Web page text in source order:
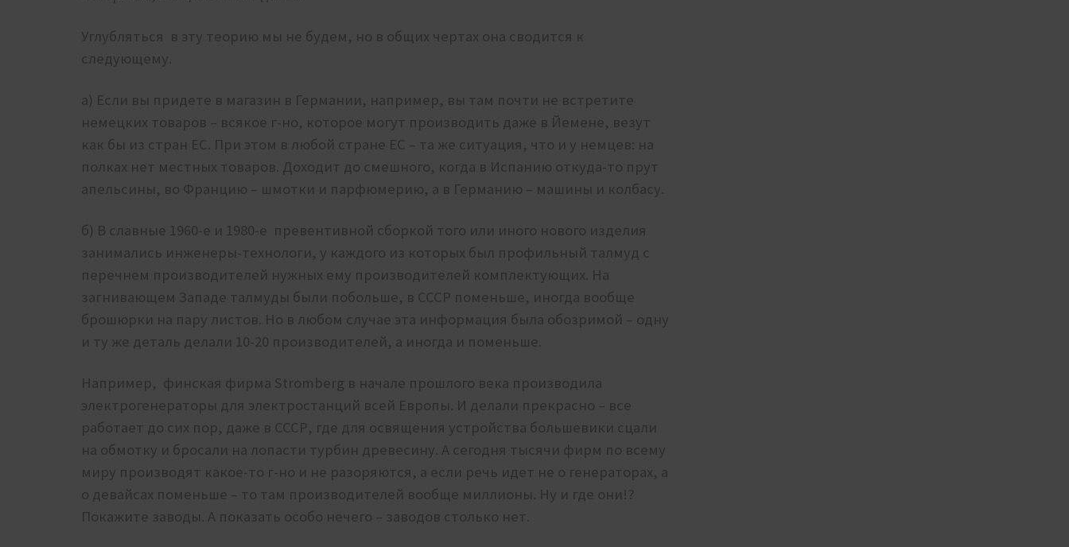
Углубляться в эту теорию мы не будем, но в общих чертах она сводится к
следующему.
а) Если вы придете в магазин в Германии, например, вы там почти не встретите
немецких товаров – всякое г-но, которое могут производить даже в Йемене, везут
как бы из стран ЕС. При этом в любой стране ЕС – та же ситуация, что и у немцев: на
полках нет местных товаров. Доходит до смешного, когда в Испанию откуда-то прут
апельсины, во Францию – шмотки и парфюмерию, а в Германию – машины и колбасу.
б) В славные 1960-е и 1980-е превентивной сборкой того или иного нового изделия
занимались инженеры-технологи, у каждого из которых был профильный талмуд с
перечнем производителей нужных ему производителей комплектующих. На
загнивающем Западе талмуды были побольше, в СССР поменьше, иногда вообще
брошюрки на пару листов. Но в любом случае эта информация была обозримой – одну
и ту же деталь делали 10-20 производителей, а иногда и поменьше.
Например, финская фирма Stromberg в начале прошлого века производила
электрогенераторы для электростанций всей Европы. И делали прекрасно – все
работает до сих пор, даже в СССР, где для освящения устройства большевики сцали
на обмотку и бросали на лопасти турбин древесину. А сегодня тысячи фирм по всему
миру производят какое-то г-но и не разоряются, а если речь идет не о генераторах, а
о девайсах поменьше – то там производителей вообще миллионы. Ну и где они!?
Покажите заводы. А показать особо нечего – заводов столько нет.